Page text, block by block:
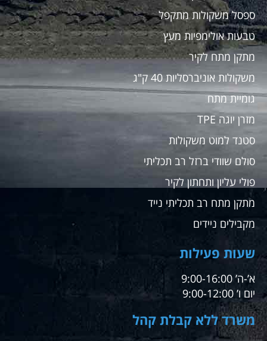
ספסל משקולות מתקפל
טבעות אולימפיות מעץ
מתקן מתח לקיר
משקולות אוניברסליות 40 ק"ג
גומיית מתח
מזרן יוגה TPE
סטנד למוט משקולות
סולם שוודי ברזל רב תכליתי
פולי עליון ותחתון לקיר
מתקן מתח רב תכליתי נייד
מקבילים ניידים
שעות פעילות
א’-ה’ 9:00-16:00
יום ו’ 9:00-12:00
משרד ללא קבלת קהל